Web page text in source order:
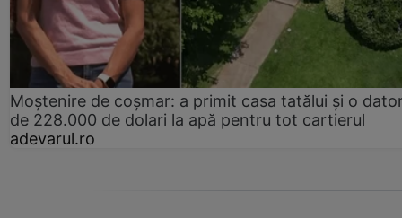
Moștenire de coșmar: a primit casa tatălui și o
de 228.000 de dolari la apă pentru tot cartierul
adevarul.ro